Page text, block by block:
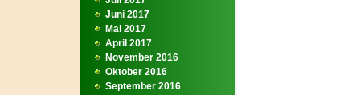
Juni 2017
Mai 2017
April 2017
November 2016
Oktober 2016
September 2016